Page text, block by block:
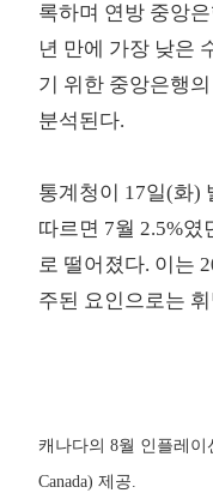
록하며 연방 중앙
년 만에 가장 낮은
기 위한 중앙은행
분석된다.
통계청이 17일(화)
따르면 7월 2.5%였
로 떨어졌다. 이는
주된 요인으로는
캐나다의 8월 인플레이
Canada) 제공.